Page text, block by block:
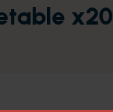
x20